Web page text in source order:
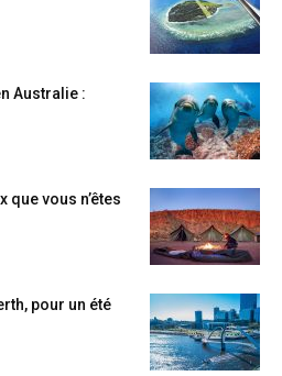
Australie :
que vous n’êtes
pour un été